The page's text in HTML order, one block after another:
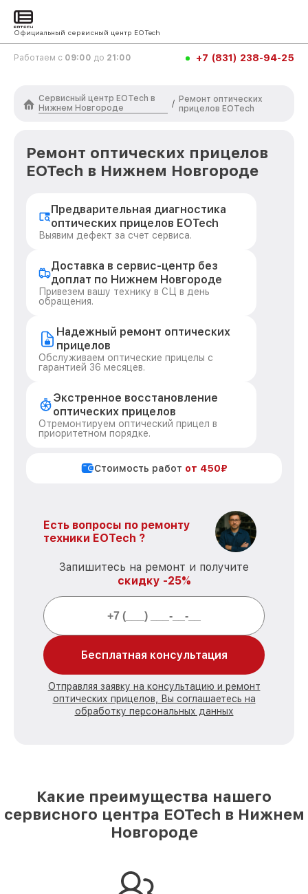
Официальный сервисный центр EOTech
Работаем с 09:00 до 21:00 +7 (831) 238-94-25
Сервисный центр EOTech в
Нижнем Новгороде
/ Ремонт оптических
прицелов EOTech
Ремонт оптических прицелов
EOTech в Нижнем Новгороде
Предварительная диагностика
оптических прицелов EOTech
Выявим дефект за счет сервиса.
Доставка в сервис-центр без
доплат по Нижнем Новгороде
Привезем вашу технику в СЦ в день
обращения.
Надежный ремонт оптических
прицелов
Обслуживаем оптические прицелы с
гарантией 36 месяцев.
Экстренное восстановление
оптических прицелов
Отремонтируем оптический прицел в
приоритетном порядке.
Стоимость работ от 450₽
Есть вопросы по ремонту
техники EOTech ?
Запишитесь на ремонт и получите
скидку -25%
Бесплатная консультация
Отправляя заявку на консультацию и ремонт
оптических прицелов, Вы соглашаетесь на
обработку персональных данных
Какие преимущества нашего
сервисного центра EOTech в Нижнем
Новгороде